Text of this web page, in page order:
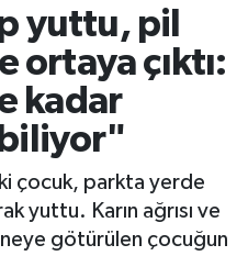
yuttu, pil
çıktı:
kadar
çocuk, parkta yerde
yuttu. Karın ağrısı ve
götürülen çocuğun
Haritası
ve Fikstür